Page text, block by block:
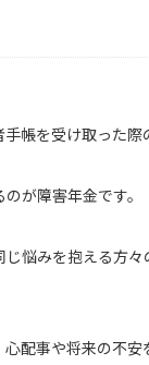
帳を受け取った
が障害年金です。
悩みを抱える方
配事や将来の不